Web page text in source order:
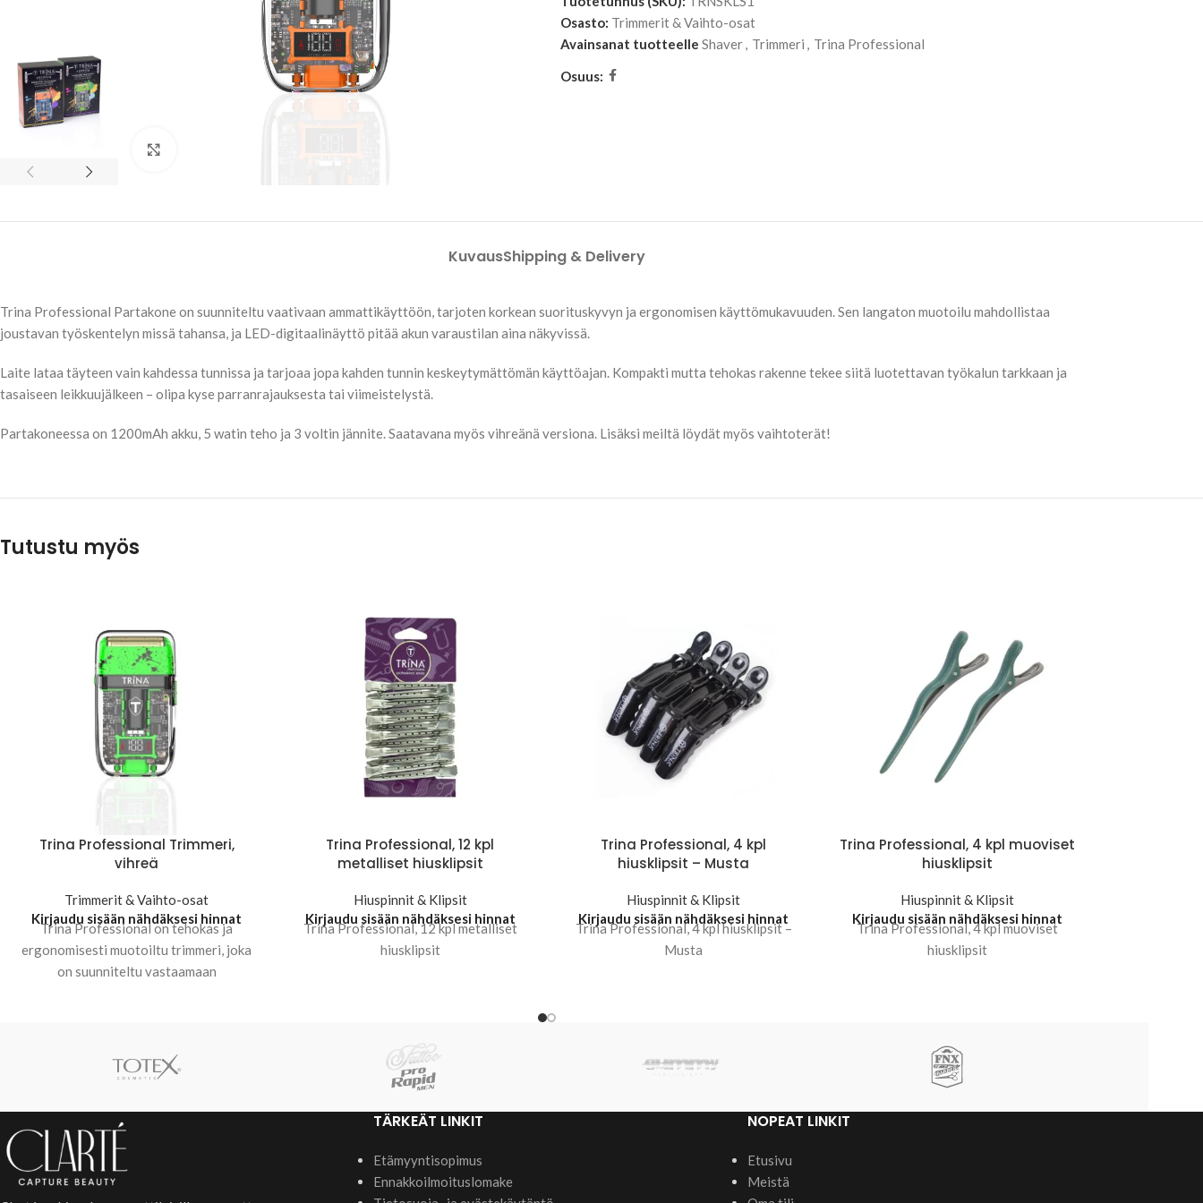
Osasto: Trimmerit & Vaihto-osat
Avainsanat tuotteelle Shaver, Trimmeri , Trina Professional
Osuus:
KuvausShipping & Delivery
Trina Professional Partakone on suunniteltu vaativaan ammattikäyttöön, tarjoten korkean suorituskyvyn ja ergonomisen käyttömukavuuden. Sen langaton muotoilu mahdollistaa
joustavan työskentelyn missä tahansa, ja LED-digitaalinäyttö pitää akun varaustilan aina näkyvissä.
Laite lataa täyteen vain kahdessa tunnissa ja tarjoaa jopa kahden tunnin keskeytymättömän käyttöajan. Kompakti mutta tehokas rakenne tekee siitä luotettavan työkalun tarkkaan ja
tasaiseen leikkuujälkeen – olipa kyse parranrajauksesta tai viimeistelystä.
Partakoneessa on 1200mAh akku, 5 watin teho ja 3 voltin jännite. Saatavana myös vihreänä versiona. Lisäksi meiltä löydät myös vaihtoterät!
Tutustu myös
Trina Professional Trimmeri,
vihreä
Trimmerit & Vaihto-osat
Kirjaudu sisään nähdäksesi hinnat
Trina Professional on tehokas ja
ergonomisesti muotoiltu trimmeri, joka
on suunniteltu vastaamaan
Trina Professional, 12 kpl
metalliset hiusklipsit
Hiuspinnit & Klipsit
Kirjaudu sisään nähdäksesi hinnat
Trina Professional, 12 kpl metalliset
hiusklipsit
Trina Professional, 4 kpl
hiusklipsit – Musta
Hiuspinnit & Klipsit
Kirjaudu sisään nähdäksesi hinnat
Trina Professional, 4 kpl hiusklipsit –
Musta
Trina Professional, 4 kpl muoviset
hiusklipsit
Hiuspinnit & Klipsit
Kirjaudu sisään nähdäksesi hinnat
Trina Professional, 4 kpl muoviset
hiusklipsit
TÄRKEÄT LINKIT
Etämyyntisopimus
Ennakkoilmoituslomake
NOPEAT LINKIT
Etusivu
Meistä